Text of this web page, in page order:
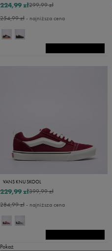
299,99 zł
224,99 zł
254,99 zł- najniższa cena
VANS KNU SKOOL
399,99 zł
229,99 zł
284,99 zł- najniższa cena
Pokaż